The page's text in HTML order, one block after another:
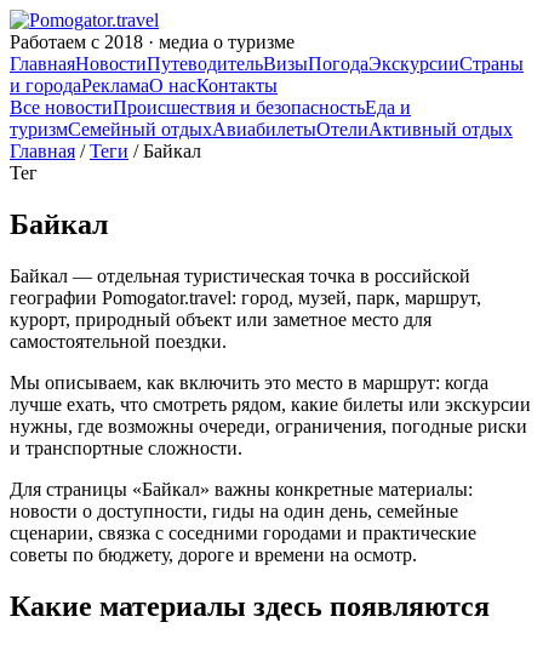
Работаем с 2018 · медиа о туризме
ГлавнаяНовостиПутеводительВизыПогодаЭкскурсииСтраны
и городаРекламаО насКонтакты
Все новостиПроисшествия и безопасностьЕда и
туризмСемейный отдыхАвиабилетыОтелиАктивный отдых
Главная /Теги / Байкал
Тег
Байкал
Байкал — отдельная туристическая точка в российской
географии Pomogator.travel: город, музей, парк, маршрут,
курорт, природный объект или заметное место для
самостоятельной поездки.
Мы описываем, как включить это место в маршрут: когда
лучше ехать, что смотреть рядом, какие билеты или экскурсии
нужны, где возможны очереди, ограничения, погодные риски
и транспортные сложности.
Для страницы «Байкал» важны конкретные материалы:
новости о доступности, гиды на один день, семейные
сценарии, связка с соседними городами и практические
советы по бюджету, дороге и времени на осмотр.
Какие материалы здесь появляются